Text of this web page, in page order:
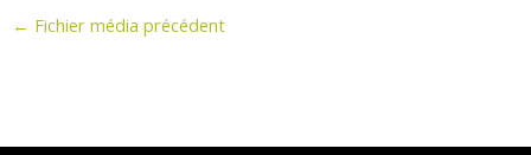
← Fichier média précédent